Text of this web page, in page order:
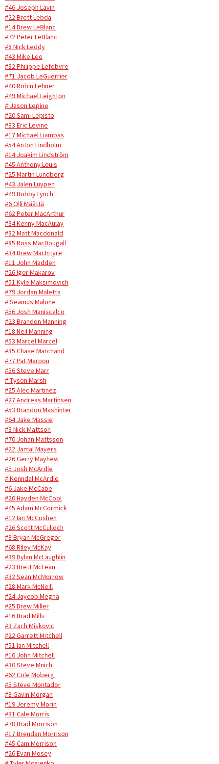
#46 Joseph Lavin
#22 Brett Lebda
#14 Drew LeBlanc
#72 Peter LeBlanc
#8 Nick Leddy
#43 Mike Lee
#32 Philippe Lefebvre
#71 Jacob LeGuerrier
#40 Robin Lehner
#49 Michael Leighton
# Jason Lepine
#20 Sami Lepistö
#33 Eric Levine
#17 Michael Liambas
#54 Anton Lindholm
#14 Joakim Lindström
#45 Anthony Louis
#25 Martin Lundberg
#43 Jalen Luypen
#49 Bobby Lynch
#6 Olli Määttä
#62 Peter MacArthur
#34 Kenny MacAulay
#32 Matt Macdonald
#85 Ross MacDougall
#34 Drew MacIntyre
#11 John Madden
#26 Igor Makarov
#51 Kyle Maksimovich
#79 Jordan Maletta
# Seamus Malone
#56 Josh Maniscalco
#23 Brandon Manning
#18 Neil Manning
#53 Marcel Marcel
#35 Chase Marchand
#77 Pat Maroon
#56 Steve Marr
# Tyson Marsh
#25 Alec Martinez
#27 Andreas Martinsen
#53 Brandon Mashinter
#64 Jake Massie
#3 Nick Mattson
#70 Johan Mattsson
#22 Jamal Mayers
#26 Gerry Mayhew
#5 Josh McArdle
# Kenndal McArdle
#6 Jake McCabe
#20 Hayden McCool
#45 Adam McCormick
#12 Ian McCoshen
#26 Scott McCulloch
#8 Bryan McGregor
#68 Riley McKay
#39 Dylan McLaughlin
#23 Brett McLean
#32 Sean McMorrow
#28 Mark McNeill
#24 Jaycob Megna
#25 Drew Miller
#16 Brad Mills
#3 Zach Miskovic
#22 Garrett Mitchell
#51 Ian Mitchell
#16 John Mitchell
#30 Steve Mnich
#62 Cole Moberg
#5 Steve Montador
#8 Gavin Morgan
#19 Jeremy Morin
#31 Cale Morris
#78 Brad Morrison
#17 Brendan Morrison
#45 Cam Morrison
#26 Evan Mosey